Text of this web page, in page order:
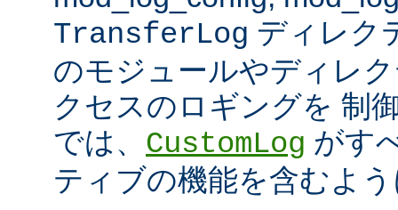
TransferLog ディレク
のモジュールやディレ
クセスのロギングを 制
では、 CustomLog がす
ティブの機能を含むよ